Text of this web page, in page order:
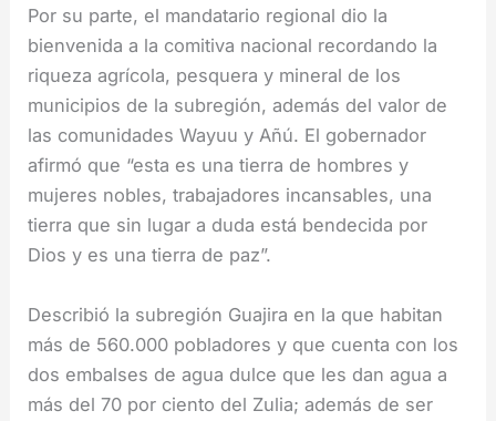
Por su parte, el mandatario regional dio la
bienvenida a la comitiva nacional recordando la
riqueza agrícola, pesquera y mineral de los
municipios de la subregión, además del valor de
las comunidades Wayuu y Añú. El gobernador
afirmó que “esta es una tierra de hombres y
mujeres nobles, trabajadores incansables, una
tierra que sin lugar a duda está bendecida por
Dios y es una tierra de paz”.
Describió la subregión Guajira en la que habitan
más de 560.000 pobladores y que cuenta con los
dos embalses de agua dulce que les dan agua a
más del 70 por ciento del Zulia; además de ser